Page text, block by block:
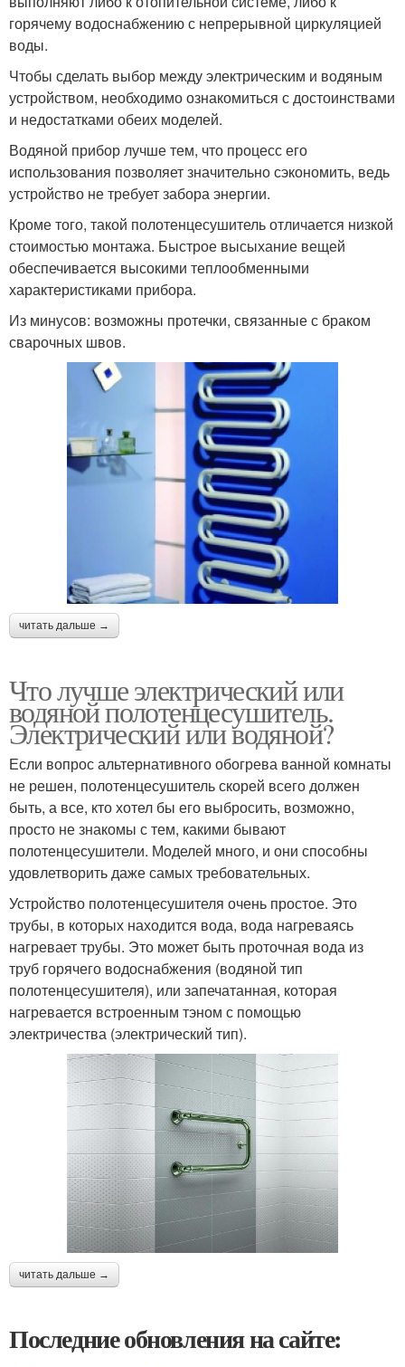
горячему водоснабжению с непрерывной циркуляцией
воды.
Чтобы сделать выбор между электрическим и водяным
устройством, необходимо ознакомиться с достоинствами
и недостатками обеих моделей.
Водяной прибор лучше тем, что процесс его
использования позволяет значительно сэкономить, ведь
устройство не требует забора энергии.
Кроме того, такой полотенцесушитель отличается низкой
стоимостью монтажа. Быстрое высыхание вещей
обеспечивается высокими теплообменными
характеристиками прибора.
Из минусов: возможны протечки, связанные с браком
сварочных швов.
читать дальше →
Что лучше электрический или
водяной полотенцесушитель.
Электрический или водяной?
Если вопрос альтернативного обогрева ванной комнаты
не решен, полотенцесушитель скорей всего должен
быть, а все, кто хотел бы его выбросить, возможно,
просто не знакомы с тем, какими бывают
полотенцесушители. Моделей много, и они способны
удовлетворить даже самых требовательных.
Устройство полотенцесушителя очень простое. Это
трубы, в которых находится вода, вода нагреваясь
нагревает трубы. Это может быть проточная вода из
труб горячего водоснабжения (водяной тип
полотенцесушителя), или запечатанная, которая
нагревается встроенным тэном с помощью
электричества (электрический тип).
читать дальше →
Последние обновления на сайте: